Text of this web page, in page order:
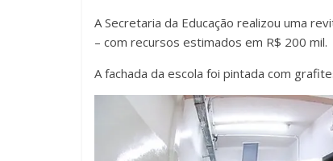
A Secretaria da Educação realizou uma
– com recursos estimados em R$ 200 mil.
A fachada da escola foi pintada com